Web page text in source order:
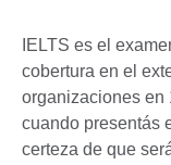
IELTS es el
cobertura en el
organizaciones en
cuando presentás
certeza de que